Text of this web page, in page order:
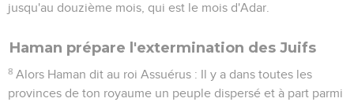
jusqu'au douzième mois, qui est le mois d'Adar.
Haman prépare l'extermination des Juifs
8 Alors Haman dit au roi Assuérus : Il y a dans toutes les
provinces de ton royaume un peuple dispersé et à part parmi